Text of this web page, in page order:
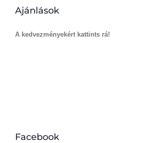
Ajánlások
A kedvezményekért kattints rá!
Facebook